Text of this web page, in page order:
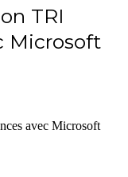
TRI
Microsoft
avec Microsoft